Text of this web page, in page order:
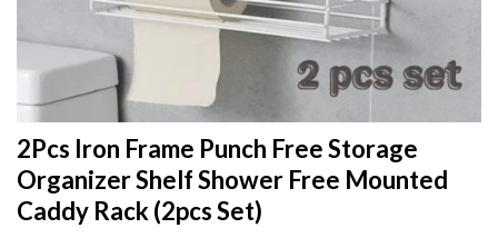
2Pcs Iron Frame Punch Free Storage
Organizer Shelf Shower Free Mounted
Caddy Rack (2pcs Set)